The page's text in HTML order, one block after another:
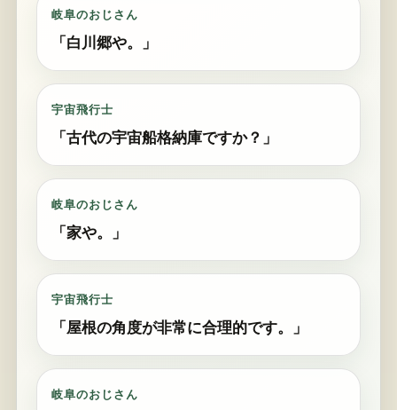
岐阜のおじさん
「白川郷や。」
宇宙飛行士
「古代の宇宙船格納庫ですか？」
岐阜のおじさん
「家や。」
宇宙飛行士
「屋根の角度が非常に合理的です。」
岐阜のおじさん